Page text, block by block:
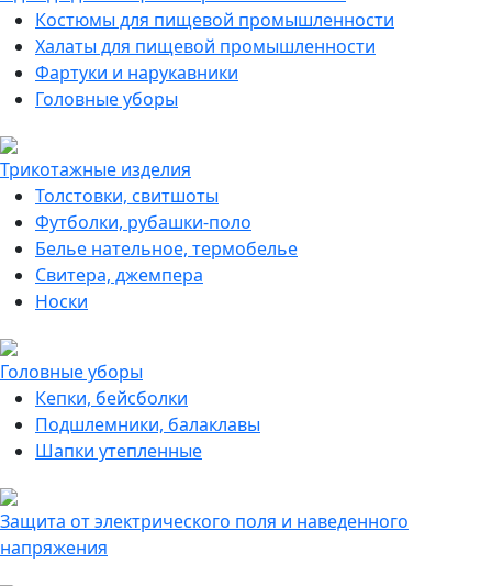
Костюмы для пищевой промышленности
Халаты для пищевой промышленности
Фартуки и нарукавники
Головные уборы
Трикотажные изделия
Толстовки, свитшоты
Футболки, рубашки-поло
Белье нательное, термобелье
Свитера, джемпера
Носки
Головные уборы
Кепки, бейсболки
Подшлемники, балаклавы
Шапки утепленные
Защита от электрического поля и наведенного
напряжения